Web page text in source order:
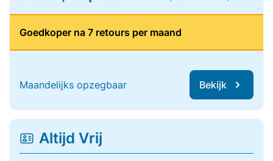
Goedkoper na 7 retours per maand
Maandelijks opzegbaar Bekijk
Altijd Vrij